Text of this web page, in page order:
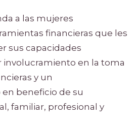
a las mujeres
financieras que les
sus capacidades
involucramiento en la toma
y un
beneficio de su
familiar, profesional y